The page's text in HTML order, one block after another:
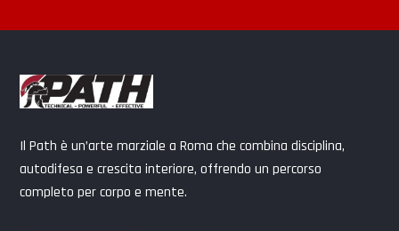
Il Path è un’arte marziale a Roma che combina disciplina,
autodifesa e crescita interiore, offrendo un percorso
completo per corpo e mente.